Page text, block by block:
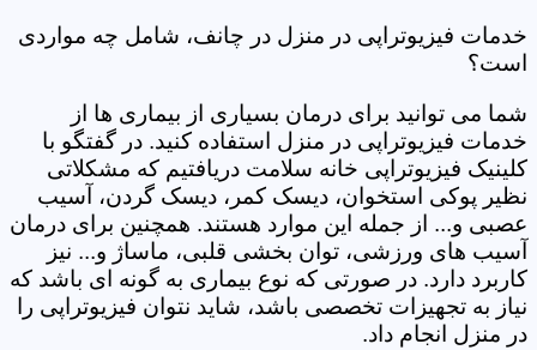
خدمات فیزیوتراپی در منزل در چانف، شامل چه مواردی
است؟
شما می توانید برای درمان بسیاری از بیماری ها از
خدمات فیزیوتراپی در منزل استفاده کنید. در گفتگو با
کلینیک فیزیوتراپی خانه سلامت دریافتیم که مشکلاتی
نظیر پوکی استخوان، دیسک کمر، دیسک گردن، آسیب
عصبی و... از جمله این موارد هستند. همچنین برای درمان
آسیب های ورزشی، توان بخشی قلبی، ماساژ و... نیز
کاربرد دارد. در صورتی که نوع بیماری به گونه ای باشد که
نیاز به تجهیزات تخصصی باشد، شاید نتوان فیزیوتراپی را
در منزل انجام داد.